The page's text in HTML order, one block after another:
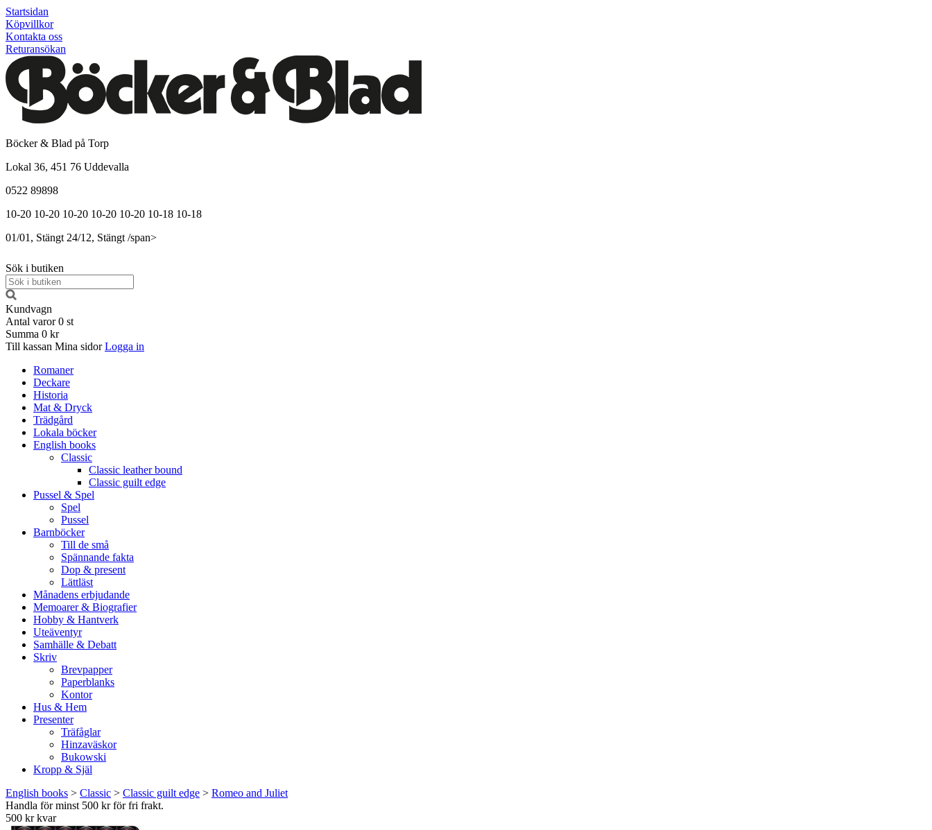
Startsidan
Köpvillkor
Kontakta oss
Returansökan
Böcker & Blad på Torp
Lokal 36, 451 76 Uddevalla
0522 89898
10-20 10-20 10-20 10-20 10-20 10-18 10-18
01/01, Stängt 24/12, Stängt /span>
Sök i butiken
Kundvagn
Antal varor 0 st
Summa 0 kr
Till kassan Mina sidor Logga in
Romaner
Deckare
Historia
Mat & Dryck
Trädgård
Lokala böcker
English books
Classic
Classic leather bound
Classic guilt edge
Pussel & Spel
Spel
Pussel
Barnböcker
Till de små
Spännande fakta
Dop & present
Lättläst
Månadens erbjudande
Memoarer & Biografier
Hobby & Hantverk
Uteäventyr
Samhälle & Debatt
Skriv
Brevpapper
Paperblanks
Kontor
Hus & Hem
Presenter
Träfåglar
Hinzaväskor
Bukowski
Kropp & Själ
English books > Classic > Classic guilt edge > Romeo and Juliet
Handla för minst 500 kr för fri frakt.
500 kr kvar